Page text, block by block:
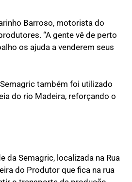
Barroso, motorista do
“A gente vê de perto
os ajuda a venderem seus
também foi utilizado
do rio Madeira, reforçando o
da Semagric, localizada na Rua
do Produtor que fica na rua